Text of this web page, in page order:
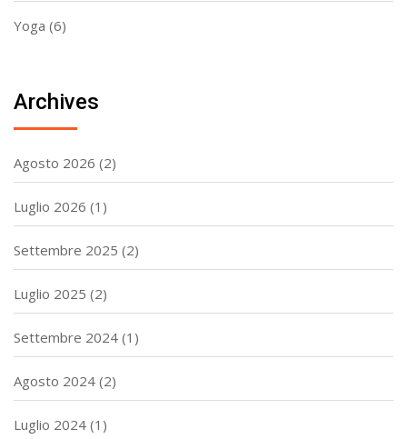
Yoga (6)
Archives
Agosto 2026 (2)
Luglio 2026 (1)
Settembre 2025 (2)
Luglio 2025 (2)
Settembre 2024 (1)
Agosto 2024 (2)
Luglio 2024 (1)